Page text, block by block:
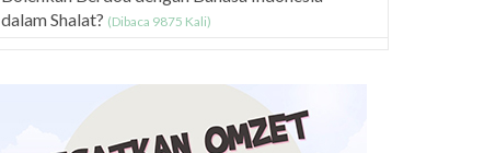
dalam Shalat? (Dibaca 9875 Kali)